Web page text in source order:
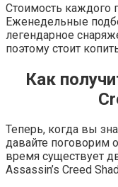
Стоимость каждого
Еженедельные
легендарное
поэтому стоит
Как
Теперь, когда вы
давайте поговорим
время существует
Assassin’s Creed